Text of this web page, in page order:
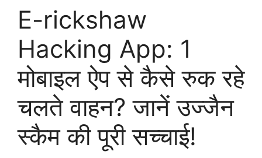
E-rickshaw
Hacking App: 1
मोबाइल ऐप से कैसे रुक रहे
चलते वाहन? जानें उज्जैन
स्कैम की पूरी सच्चाई!